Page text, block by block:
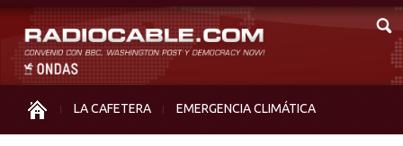
LA CAFETERA EMERGENCIA CLIMÁTICA